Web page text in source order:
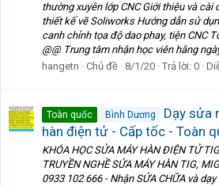
thường xuyên lớp CNC Giới thiệu và
thiết kế vẽ Soliworks Hướng dẫn sử
canh chỉnh tọa độ dao phay, tiện CNC
@@ Trung tâm nhận học viên hằng
hangetn
Chủ đề 8/1/20 Trả lời: 0
Toàn quốc Bình Dương
Dạy sửa
hàn điện tử - Cấp tốc - Toàn
KHÓA HỌC SỬA MÁY HÀN ĐIỆN TỬ
TRUYỀN NGHỀ SỬA MÁY HÀN TIG,
0933 102 666 - Nhận SỬA CHỮA và